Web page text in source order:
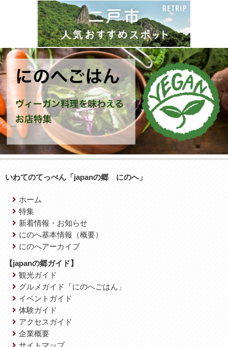
いわてのてっぺん「japanの郷 にのへ」
ホーム
特集
新着情報・お知らせ
にのへ基本情報（概要）
にのへアーカイブ
【japanの郷ガイド】
観光ガイド
グルメガイド「にのへごはん」
イベントガイド
体験ガイド
アクセスガイド
企業概要
サイトマップ